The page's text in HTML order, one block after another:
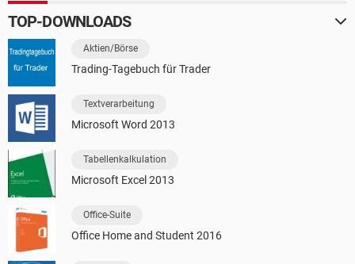
TOP-DOWNLOADS
Aktien/Börse
Trading-Tagebuch für Trader
Textverarbeitung
Microsoft Word 2013
Tabellenkalkulation
Microsoft Excel 2013
Office-Suite
Office Home and Student 2016